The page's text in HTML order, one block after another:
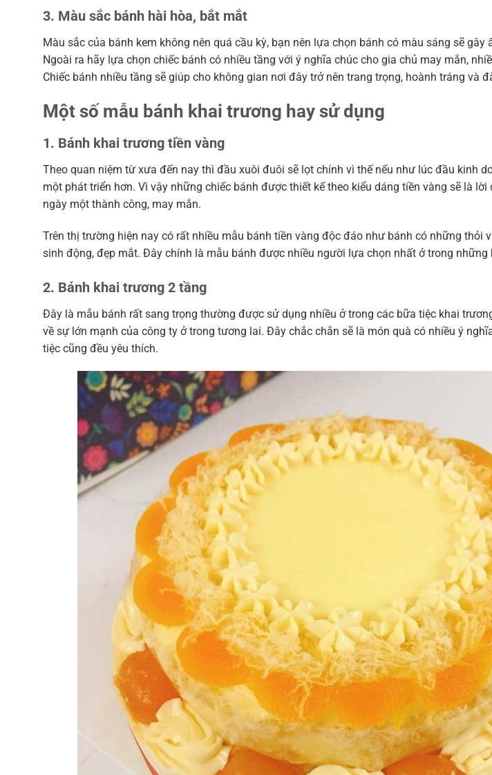
3. Màu sắc bánh hài hòa, bắt mắt
Màu sắc của bánh kem không nên quá cầu kỳ, bạn nên lựa chọn bánh có màu sáng sẽ
Ngoài ra hãy lựa chọn chiếc bánh có nhiều tầng với ý nghĩa chúc cho gia chủ may mắn,
Chiếc bánh nhiều tầng sẽ giúp cho không gian nơi đây trở nên trang trọng, hoành tráng và
Một số mẫu bánh khai trương hay sử dụng
1. Bánh khai trương tiền vàng
Theo quan niệm từ xưa đến nay thì đầu xuôi đuôi sẽ lọt chính vì thế nếu như lúc đầu kinh
một phát triển hơn. Vì vậy những chiếc bánh được thiết kế theo kiểu dáng tiền vàng sẽ là
ngày một thành công, may mắn.
Trên thị trường hiện nay có rất nhiều mẫu bánh tiền vàng độc đáo như bánh có những thỏi
sinh động, đẹp mắt. Đây chính là mẫu bánh được nhiều người lựa chọn nhất ở trong
2. Bánh khai trương 2 tầng
Đây là mẫu bánh rất sang trọng thường được sử dụng nhiều ở trong các bữa tiệc khai
về sự lớn mạnh của công ty ở trong tương lai. Đây chắc chắn sẽ là món quà có nhiều ý
tiệc cũng đều yêu thích.